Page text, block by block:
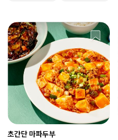
초간단 마파두부